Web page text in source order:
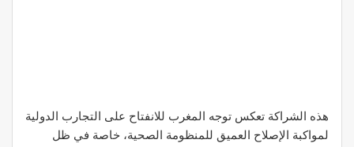
هذه الشراكة تعكس توجه المغرب للانفتاح على التجارب الدولية
لمواكبة الإصلاح العميق للمنظومة الصحية، خاصة في ظل